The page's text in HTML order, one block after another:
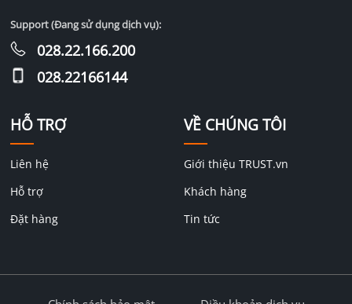
HỖ TRỢ
Liên hệ
Hỗ trợ
Đặt hàng
VỀ CHÚNG TÔI
Giới thiệu TRUST.vn
Khách hàng
Tin tức
Support (Đang sử dụng dịch vụ):
028.22.166.200
028.22166144